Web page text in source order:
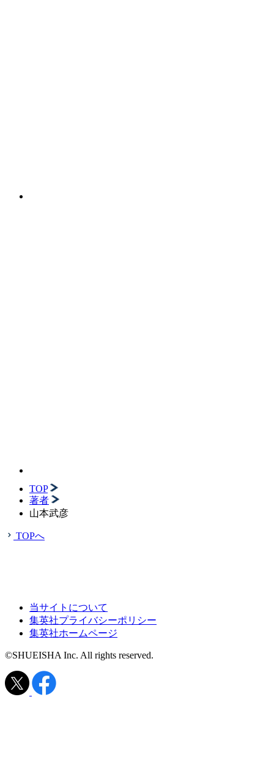
TOP
著者
山本武彦
TOPへ
当サイトについて
集英社プライバシーポリシー
集英社ホームページ
©SHUEISHA Inc. All rights reserved.